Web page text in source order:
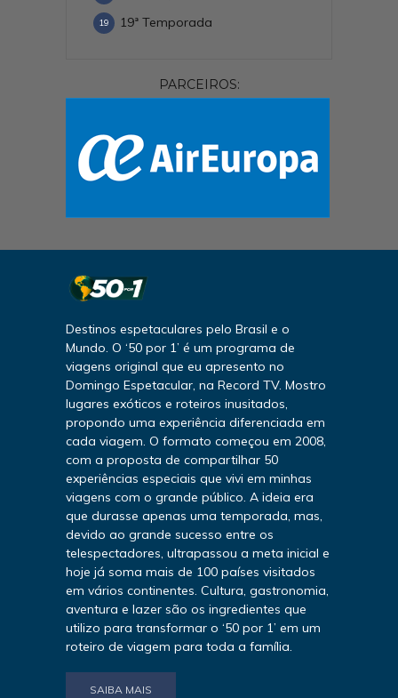
19ª Temporada
19
PARCEIROS:
Destinos espetaculares pelo Brasil e o
Mundo. O ‘50 por 1’ é um programa de
viagens original que eu apresento no
Domingo Espetacular, na Record TV. Mostro
lugares exóticos e roteiros inusitados,
propondo uma experiência diferenciada em
cada viagem. O formato começou em 2008,
com a proposta de compartilhar 50
experiências especiais que vivi em minhas
viagens com o grande público. A ideia era
que durasse apenas uma temporada, mas,
devido ao grande sucesso entre os
telespectadores, ultrapassou a meta inicial e
hoje já soma mais de 100 países visitados
em vários continentes. Cultura, gastronomia,
aventura e lazer são os ingredientes que
utilizo para transformar o ‘50 por 1’ em um
roteiro de viagem para toda a família.
SAIBA MAIS